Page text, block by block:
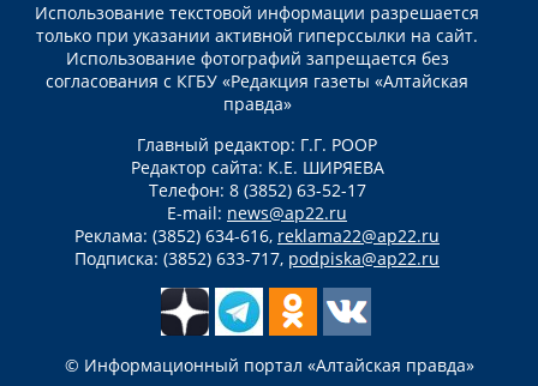
Использование текстовой информации разрешается
только при указании активной гиперссылки на сайт.
Использование фотографий запрещается без
согласования с КГБУ «Редакция газеты «Алтайская
правда»
Главный редактор: Г.Г. РООР
Редактор сайта: К.Е. ШИРЯЕВА
Телефон: 8 (3852) 63-52-17
E-mail: news@ap22.ru
Реклама: (3852) 634-616, reklama22@ap22.ru
Подписка: (3852) 633-717, podpiska@ap22.ru
© Информационный портал «Алтайская правда»